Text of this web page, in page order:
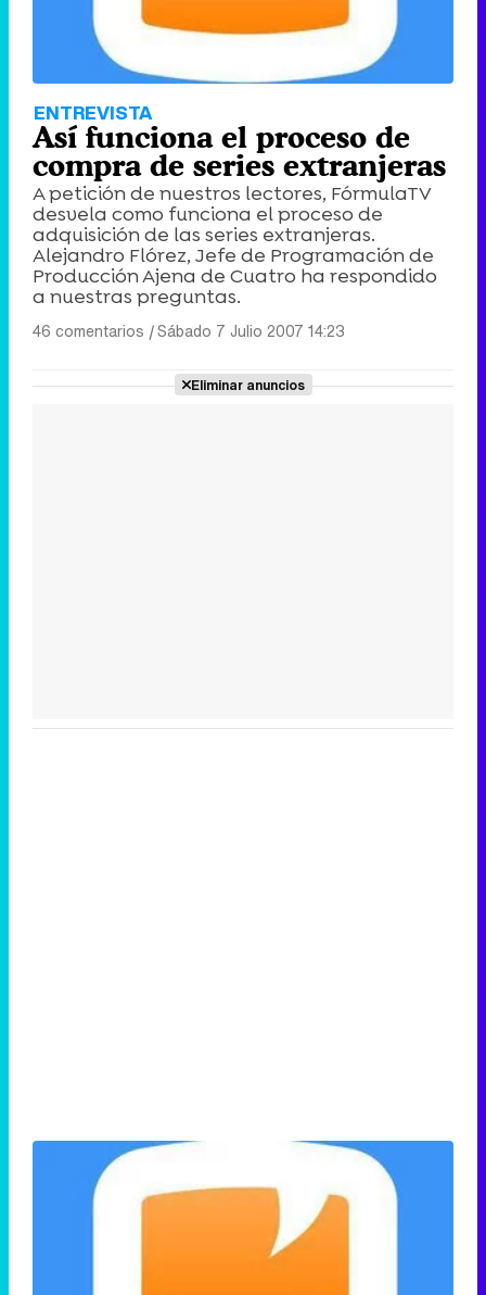
ENTREVISTA
Así funciona el proceso de
compra de series extranjeras
A petición de nuestros lectores, FórmulaTV
desvela como funciona el proceso de
adquisición de las series extranjeras.
Alejandro Flórez, Jefe de Programación de
Producción Ajena de Cuatro ha respondido
a nuestras preguntas.
46 comentarios |Sábado 7 Julio 2007 14:23
Eliminar anuncios